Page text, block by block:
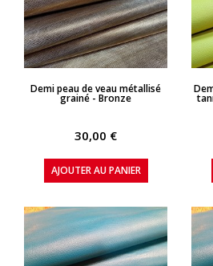
APERÇU RAPIDE
Demi peau de veau métallisé
grainé - Bronze
30,00 €
AJOUTER AU PANIER